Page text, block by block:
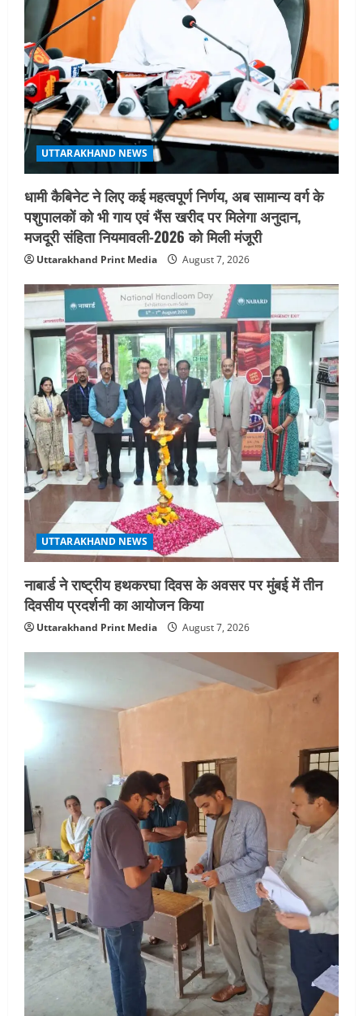
August 6, 2026
4
UTTARAKHAND NEWS
तीलू रौतेली पुरस्कार के लिए 13 वीरांगनाओं का
चयन : रेखा आर्या
August 6, 2026
5
UTTARAKHAND NEWS
मिस उत्तराखंड 2026 के सब-कॉन्टेस्ट ‘मिस
ब्यूटीफुल आइज़’ एवं ‘मिस ब्यूटीफुल हेयर’ का
आयोजन
August 5, 2026
UTTARAKHAND NEWS
धामी कैबिनेट ने लिए कई महत्वपूर्ण निर्णय, अब सामान्य वर्ग के
पशुपालकों को भी गाय एवं भैंस खरीद पर मिलेगा अनुदान,
मजदूरी संहिता नियमावली-2026 को मिली मंजूरी
Uttarakhand Print Media August 7, 2026
UTTARAKHAND NEWS
नाबार्ड ने राष्ट्रीय हथकरघा दिवस के अवसर पर मुंबई में तीन
दिवसीय प्रदर्शनी का आयोजन किया
Uttarakhand Print Media August 7, 2026